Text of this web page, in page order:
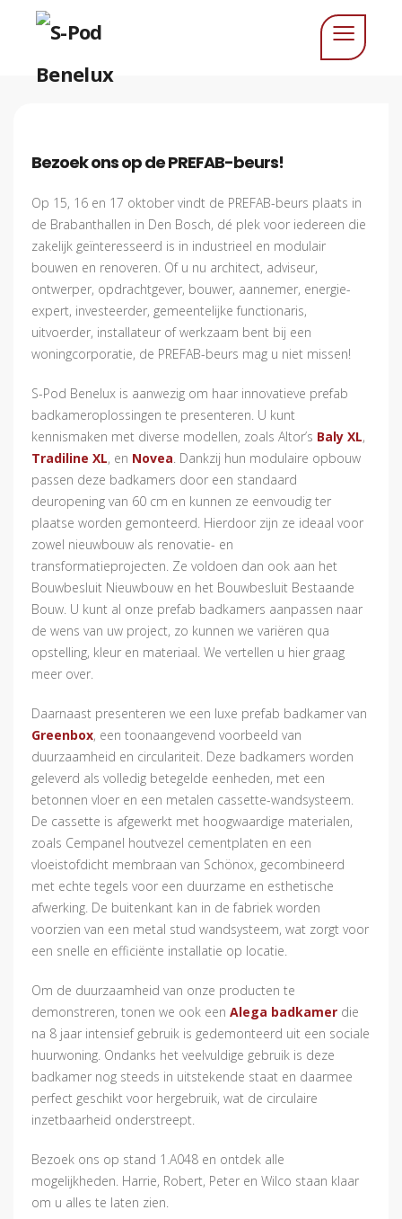
Bezoek ons op de PREFAB-beurs!
Op 15, 16 en 17 oktober vindt de PREFAB-beurs plaats in
de Brabanthallen in Den Bosch, dé plek voor iedereen die
zakelijk geïnteresseerd is in industrieel en modulair
bouwen en renoveren. Of u nu architect, adviseur,
ontwerper, opdrachtgever, bouwer, aannemer, energie-
expert, investeerder, gemeentelijke functionaris,
uitvoerder, installateur of werkzaam bent bij een
woningcorporatie, de PREFAB-beurs mag u niet missen!
S-Pod Benelux is aanwezig om haar innovatieve prefab
badkameroplossingen te presenteren. U kunt
kennismaken met diverse modellen, zoals Altor’s Baly XL,
Tradiline XL, en Novea. Dankzij hun modulaire opbouw
passen deze badkamers door een standaard
deuropening van 60 cm en kunnen ze eenvoudig ter
plaatse worden gemonteerd. Hierdoor zijn ze ideaal voor
zowel nieuwbouw als renovatie- en
transformatieprojecten. Ze voldoen dan ook aan het
Bouwbesluit Nieuwbouw en het Bouwbesluit Bestaande
Bouw. U kunt al onze prefab badkamers aanpassen naar
de wens van uw project, zo kunnen we variëren qua
opstelling, kleur en materiaal. We vertellen u hier graag
meer over.
Daarnaast presenteren we een luxe prefab badkamer van
Greenbox, een toonaangevend voorbeeld van
duurzaamheid en circulariteit. Deze badkamers worden
geleverd als volledig betegelde eenheden, met een
betonnen vloer en een metalen cassette-wandsysteem.
De cassette is afgewerkt met hoogwaardige materialen,
zoals Cempanel houtvezel cementplaten en een
vloeistofdicht membraan van Schönox, gecombineerd
met echte tegels voor een duurzame en esthetische
afwerking. De buitenkant kan in de fabriek worden
voorzien van een metal stud wandsysteem, wat zorgt voor
een snelle en efficiënte installatie op locatie.
Om de duurzaamheid van onze producten te
demonstreren, tonen we ook een Alega badkamer die
na 8 jaar intensief gebruik is gedemonteerd uit een sociale
huurwoning. Ondanks het veelvuldige gebruik is deze
badkamer nog steeds in uitstekende staat en daarmee
perfect geschikt voor hergebruik, wat de circulaire
inzetbaarheid onderstreept.
Bezoek ons op stand 1.A048 en ontdek alle
mogelijkheden. Harrie, Robert, Peter en Wilco staan klaar
om u alles te laten zien.